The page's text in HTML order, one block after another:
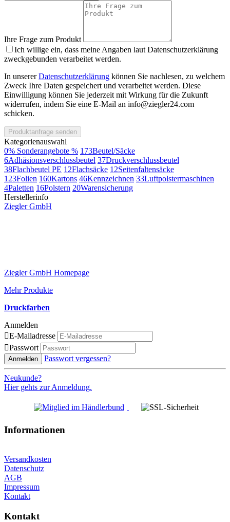
Ihre Frage zum Produkt
Ich willige ein, dass meine Angaben laut Datenschutzerklärung
zweckgebunden verarbeitet werden.
In unsererDatenschutzerklärung können Sie nachlesen, zu welchem
Zweck Ihre Daten gespeichert und verarbeitet werden. Diese
Einwilligung können Sie jederzeit mit Wirkung für die Zukunft
widerrufen, indem Sie eine E-Mail an info@ziegler24.com
schicken.
Produktanfrage senden
Kategorienauswahl
0% Sonderangebote % 173Beutel/Säcke
6Adhäsionsverschlussbeutel 37Druckverschlussbeutel
38Flachbeutel PE 12Flachsäcke 12Seitenfaltensäcke
123Folien 160Kartons 46Kennzeichnen 33Luftpolstermaschinen
4Paletten 16Polstern 20Warensicherung
Herstellerinfo
Ziegler GmbH
Ziegler GmbH Homepage
Mehr Produkte
Druckfarben
Anmelden
E-Mailadresse
Passwort
Anmelden Passwort vergessen?
Neukunde?
Hier gehts zur Anmeldung.
Informationen
Versandkosten
Datenschutz
AGB
Impressum
Kontakt
Kontakt